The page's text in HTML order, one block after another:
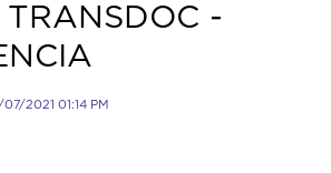
-
07/2021 01:14 PM